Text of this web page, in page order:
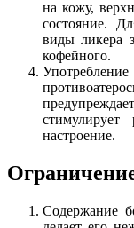
на кожу,
состояние.
виды ликера
кофейного.
настроение.
Содержание